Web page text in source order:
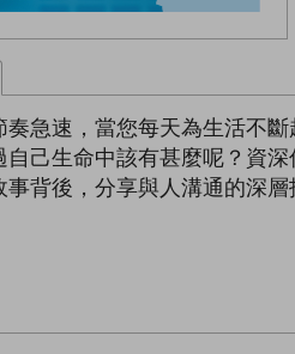
奏急速，當您每天為生活不
自己生命中該有甚麼呢？資
事背後，分享與人溝通的深